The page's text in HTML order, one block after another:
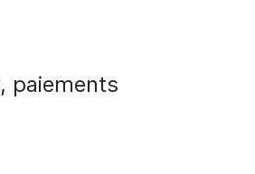
paiements